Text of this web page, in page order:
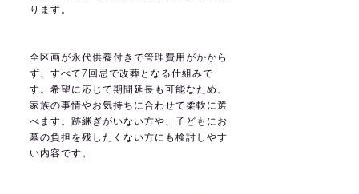
ります。
全区画が永代供養付きで管理費用がかから
ず、すべて7回忌で改葬となる仕組みで
す。希望に応じて期間延長も可能なため、
家族の事情やお気持ちに合わせて柔軟に選
べます。跡継ぎがいない方や、子どもにお
墓の負担を残したくない方にも検討しやす
い内容です。